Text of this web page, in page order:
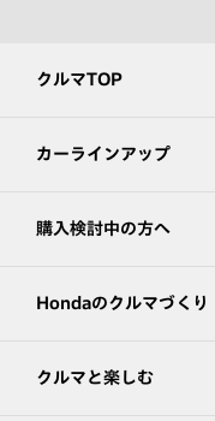
クルマTOP
カーラインアップ
購入検討中の方へ
Hondaのクルマづくり
クルマと楽しむ